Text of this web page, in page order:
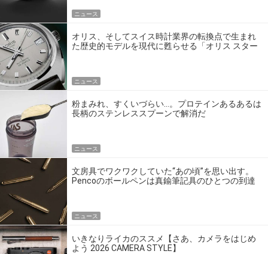
ニュース
オリス、そしてスイス時計業界の転換点で生まれ
た歴史的モデルを現代に甦らせる「オリス スター
ニュース
粉まみれ、すくいづらい…。プロテインあるあるは
長柄のステンレススプーンで解消だ
ニュース
文房具でワクワクしていた“あの頃”を思い出す。
Pencoのボールペンは真鍮筆記具のひとつの到達
ニュース
いきなりライカのススメ【さあ、カメラをはじめ
よう 2026 CAMERA STYLE】